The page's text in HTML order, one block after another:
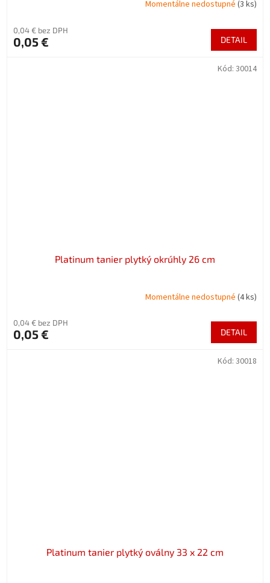
Momentálne nedostupné (3 ks)
0,04 € bez DPH
0,05 € DETAIL
Platinum tanier plytký okrúhly 26 cm
Momentálne nedostupné (4 ks)
0,04 € bez DPH
0,05 € DETAIL
Kód: 30014
Platinum tanier plytký oválny 33 x 22 cm
Kód: 30018